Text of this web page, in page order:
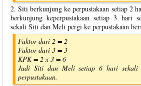
2. Siti berkunjung ke perpustakaan setiap 2
berkunjung keperpustakaan setiap 3 hari
sekali Siti dan Meli pergi ke perpustakaan
Faktor dari 2 = 2
Faktor dari 3 = 3
KPK = 2 x 3 = 6
Jadi Siti dan Meli setiap 6 hari sekali
perpustakaan.